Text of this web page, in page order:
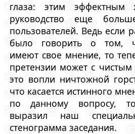
глаза: этим эффектным
руководство еще
пользователей. Ведь
было говорить о том,
имеют свое мнение, то
претензии может с чистым
это вопли ничтожной
что касается истинного
по данному вопросу,
выразил наш
стенограмма заседания.